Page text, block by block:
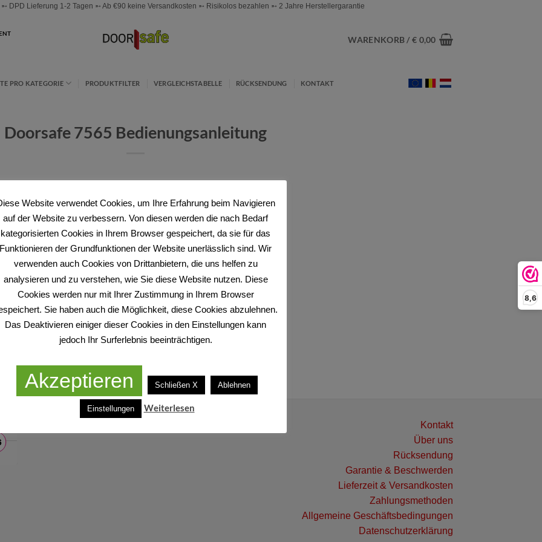
8,6
DPD Lieferung 1-2 Tagen ➵ Ab €90 keine Versandkosten ➵ Risikolos bezahlen ➵ 2 Jahre Herstellergarantie
WARENKORB /€ 0,00
PRO KATEGORIE PRODUKTFILTER VERGLEICHSTABELLE RÜCKSENDUNG KONTAKT
Doorsafe 7565 Bedienungsanleitung
Start Guide
Kontakt
Über uns
Rücksendung
Garantie & Beschwerden
Lieferzeit & Versandkosten
Zahlungsmethoden
Allgemeine Geschäftsbedingungen
Datenschutzerklärung
Website verwendet Cookies, um Ihre Erfahrung beim Navigieren
auf der Website zu verbessern. Von diesen werden die nach Bedarf
kategorisierten Cookies in Ihrem Browser gespeichert, da sie für das
Funktionieren der Grundfunktionen der Website unerlässlich sind. Wir
verwenden auch Cookies von Drittanbietern, die uns helfen zu
analysieren und zu verstehen, wie Sie diese Website nutzen. Diese
Cookies werden nur mit Ihrer Zustimmung in Ihrem Browser
Sie haben auch die Möglichkeit, diese Cookies abzulehnen.
Das Deaktivieren einiger dieser Cookies in den Einstellungen kann
jedoch Ihr Surferlebnis beeinträchtigen.
Akzeptieren Schließen X Ablehnen
Einstellungen Weiterlesen